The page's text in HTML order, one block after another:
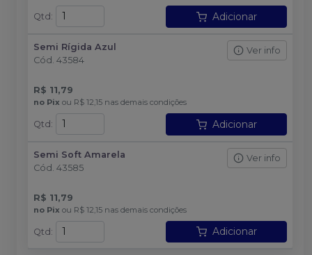
Qtd : Adicionar
Semi Rígida Azul
Cód. 43584
Ver info
R$ 11,79
no Pix ou R$ 12,15 nas demais condições
Qtd : Adicionar
Semi Soft Amarela
Cód. 43585
Ver info
R$ 11,79
no Pix ou R$ 12,15 nas demais condições
Qtd: Adicionar